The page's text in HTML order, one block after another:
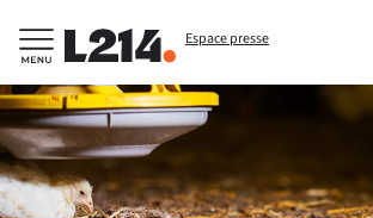
Espace presse